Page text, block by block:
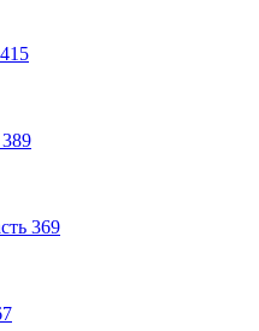
415
389
369